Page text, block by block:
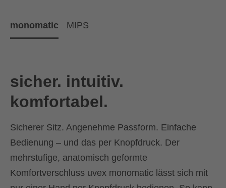
monomatic MIPS
sicher. intuitiv.
komfortabel.
Sicherer Sitz. Angenehme Passform. Einfache
Bedienung – und das per Knopfdruck. Der
mehrstufige, anatomisch geformte
Komfortverschluss uvex monomatic lässt sich mit